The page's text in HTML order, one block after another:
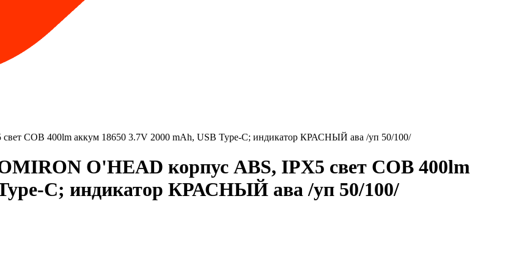
COB 400lm аккум 18650 3.7V 2000 mAh, USB Type-C; индикатор КРАСНЫЙ ава /уп 50/100/
O'HEAD корпус ABS, IPX5 свет COB 400lm
C; индикатор КРАСНЫЙ ава /уп 50/100/